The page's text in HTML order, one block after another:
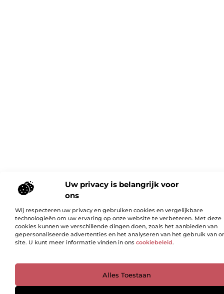
Uw privacy is belangrijk voor
ons
Wij respecteren uw privacy en gebruiken cookies en vergelijkbare
technologieën om uw ervaring op onze website te verbeteren. Met deze
cookies kunnen we verschillende dingen doen, zoals het aanbieden van
gepersonaliseerde advertenties en het analyseren van het gebruik van
site. U kunt meer informatie vinden in ons cookiebeleid.
Alles Toestaan